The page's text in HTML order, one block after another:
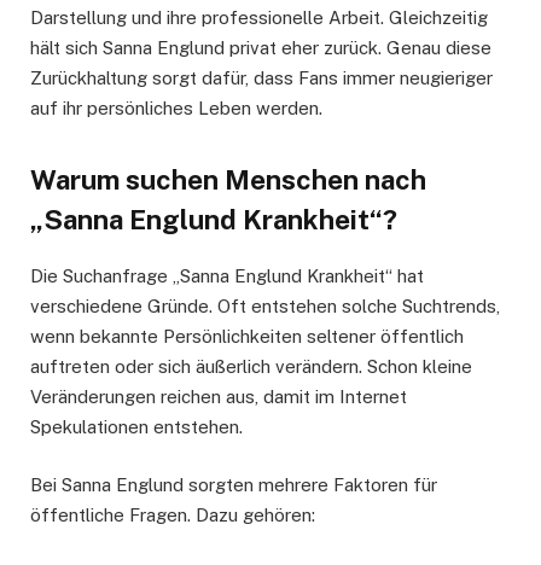
Darstellung und ihre professionelle Arbeit. Gleichzeitig
hält sich Sanna Englund privat eher zurück. Genau diese
Zurückhaltung sorgt dafür, dass Fans immer neugieriger
auf ihr persönliches Leben werden.
Warum suchen Menschen nach
„Sanna Englund Krankheit“?
Die Suchanfrage „Sanna Englund Krankheit“ hat
verschiedene Gründe. Oft entstehen solche Suchtrends,
wenn bekannte Persönlichkeiten seltener öffentlich
auftreten oder sich äußerlich verändern. Schon kleine
Veränderungen reichen aus, damit im Internet
Spekulationen entstehen.
Bei Sanna Englund sorgten mehrere Faktoren für
öffentliche Fragen. Dazu gehören: